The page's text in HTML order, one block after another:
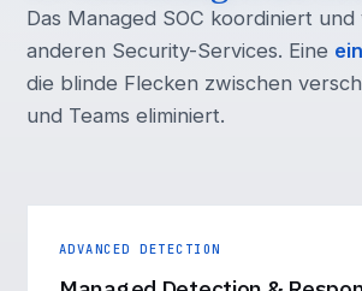
Das Managed SOC koordiniert
anderen Security-Services. Eine
die blinde Flecken zwischen
und Teams eliminiert.
ADVANCED DETECTION